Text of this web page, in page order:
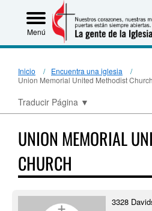
Menú
Inicio
Encuentra una iglesia
Union Memorial United Methodist Church
Traducir Página ▼
UNION MEMORIAL
CHURCH
3328